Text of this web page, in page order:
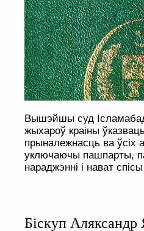
Вышэйшы суд
жыхароў краіны
прыналежнасць ва ўсіх
уключаючы пашпарты,
нараджэнні і нават
Біскуп Аляксандр